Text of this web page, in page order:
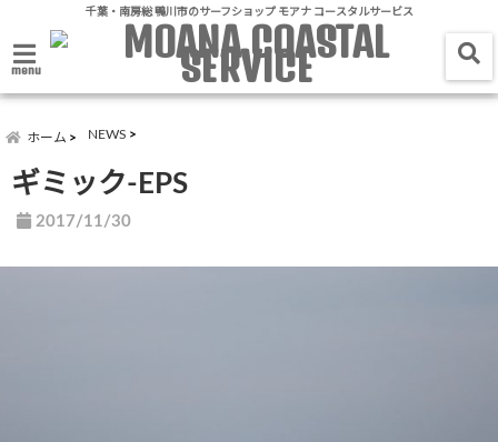
千葉・南房総 鴨川市のサーフショップ モアナ コースタルサービス
menu
ホーム NEWS
ギミック-EPS
2017/11/30